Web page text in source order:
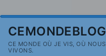
contenu
CEMONDEBLOG
CE MONDE OÙ JE VIS, OÙ NOUS
VIVONS.